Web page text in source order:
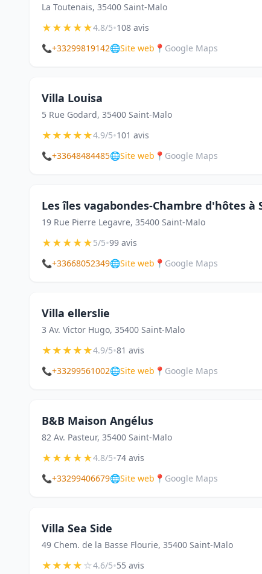
La Toutenais, 35400 Saint-Malo
★★★★★4.8/5•108 avis
📞+33299819142🌐Site web 📍 Google Maps
Villa Louisa
5 Rue Godard, 35400 Saint-Malo
★★★★★4.9/5•101 avis
📞+33648484485🌐Site web 📍 Google Maps
Les îles vagabondes-Chambre d'hôtes à
19 Rue Pierre Legavre, 35400 Saint-Malo
★★★★★5/5•99 avis
📞+33668052349🌐Site web 📍 Google Maps
Villa ellerslie
3 Av. Victor Hugo, 35400 Saint-Malo
★★★★★4.9/5•81 avis
📞+33299561002🌐Site web 📍 Google Maps
B&B Maison Angélus
82 Av. Pasteur, 35400 Saint-Malo
★★★★★4.8/5•74 avis
📞+33299406679🌐Site web 📍 Google Maps
Villa Sea Side
49 Chem. de la Basse Flourie, 35400 Saint-Malo
★★★★☆4.6/5•55 avis